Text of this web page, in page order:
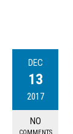
DEC
13
2017
NO
COMMENTS